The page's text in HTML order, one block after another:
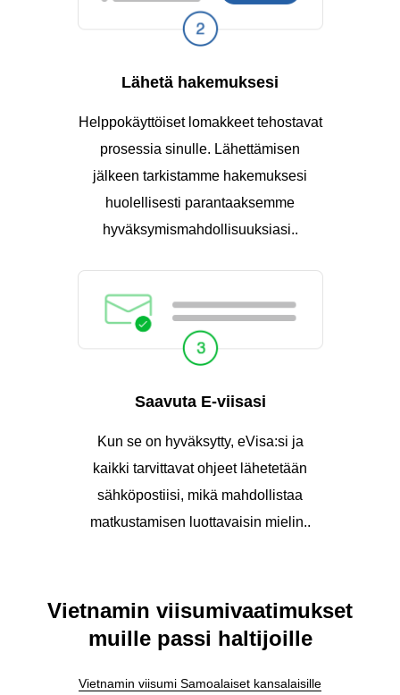
Lähetä hakemuksesi
Helppokäyttöiset lomakkeet tehostavat
prosessia sinulle. Lähettämisen
jälkeen tarkistamme hakemuksesi
huolellisesti parantaaksemme
hyväksymismahdollisuuksiasi..
Saavuta E-viisasi
Kun se on hyväksytty, eVisa:si ja
kaikki tarvittavat ohjeet lähetetään
sähköpostiisi, mikä mahdollistaa
matkustamisen luottavaisin mielin..
Vietnamin viisumivaatimukset
muille passi haltijoille
Vietnamin viisumi Samoalaiset kansalaisille